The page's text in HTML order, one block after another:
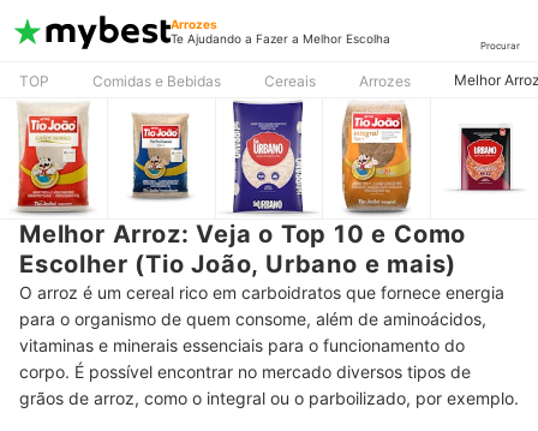
Arrozes
Te Ajudando a Fazer a Melhor Escolha
Procurar
TOP Comidas e Bebidas Cereais Arrozes Melhor
Melhor Arroz: Veja o Top 10 e Como
Escolher (Tio João, Urbano e mais)
O arroz é um cereal rico em carboidratos que fornece energia
para o organismo de quem consome, além de aminoácidos,
vitaminas e minerais essenciais para o funcionamento do
corpo. É possível encontrar no mercado diversos tipos de
grãos de arroz, como o integral ou o parboilizado, por exemplo.